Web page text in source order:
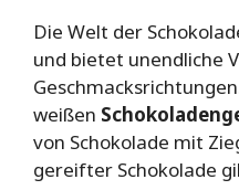
Die Welt der
und bietet unendliche
weißen
von Schokolade mit
gereifter Schokolade